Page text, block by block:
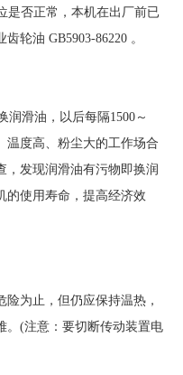
是否正常，本机在出厂前已
轮油 GB5903-86220 。
滑油，以后每隔1500～
温度高、粉尘大的工作场合
，发现润滑油有污物即换润
的使用寿命，提高经济效
为止，但仍应保持温热，
。(注意：要切断传动装置电